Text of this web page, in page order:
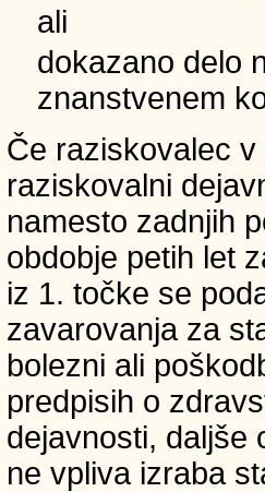
ali
dokazano delo
znanstvenem
Če raziskovalec
raziskovalni
namesto zadnjih
obdobje petih let
iz 1. točke se
zavarovanja za
bolezni ali
predpisih o
dejavnosti, daljše
ne vpliva izraba